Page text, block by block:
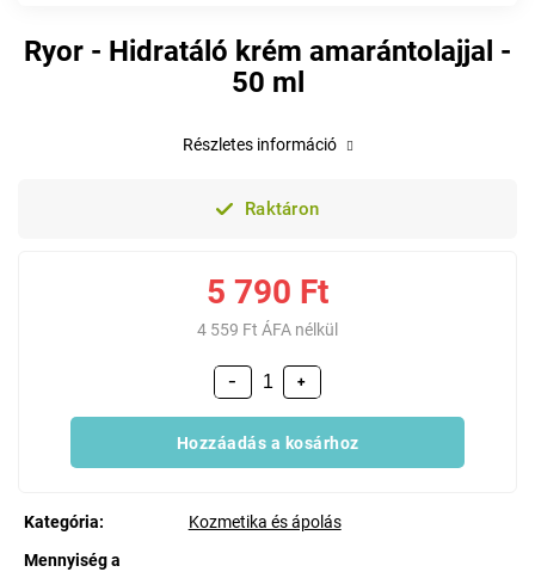
Ryor - Hidratáló krém amarántolajjal -
50 ml
Raktáron
5 790 Ft
4 559 Ft ÁFA nélkül
+
−
Hozzáadás a kosárhoz
Kategória:
Kozmetika és ápolás
Mennyiség a
Részletes információ